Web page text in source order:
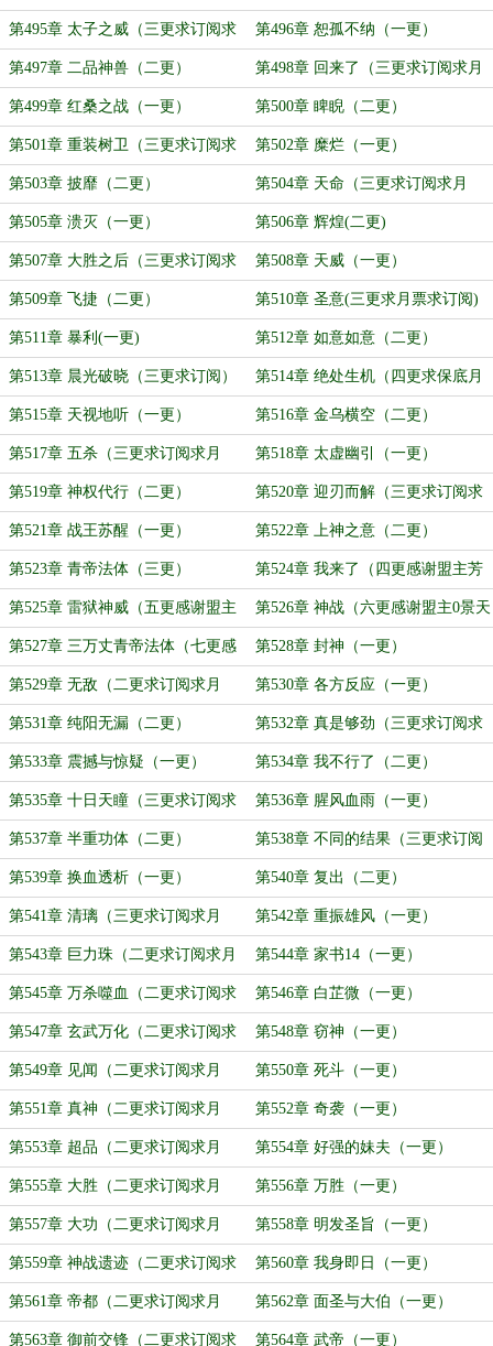
更）
第495章 太子之威（三更求订阅求
月票）
第496章 恕孤不纳（一更）
第497章 二品神兽（二更） 第498章 回来了（三更求订阅求月
票）
第499章 红桑之战（一更） 第500章 睥睨（二更）
第501章 重装树卫（三更求订阅求
月票）
第502章 糜烂（一更）
第503章 披靡（二更） 第504章 天命（三更求订阅求月
票）
第505章 溃灭（一更） 第506章 辉煌(二更)
第507章 大胜之后（三更求订阅求
月票）
第508章 天威（一更）
第509章 飞捷（二更） 第510章 圣意(三更求月票求订阅)
第511章 暴利(一更) 第512章 如意如意（二更）
第513章 晨光破晓（三更求订阅） 第514章 绝处生机（四更求保底月
票！）
第515章 天视地听（一更） 第516章 金乌横空（二更）
第517章 五杀（三更求订阅求月
票）
第518章 太虚幽引（一更）
第519章 神权代行（二更） 第520章 迎刃而解（三更求订阅求
月票）
第521章 战王苏醒（一更） 第522章 上神之意（二更）
第523章 青帝法体（三更） 第524章 我来了（四更感谢盟主芳
芯纵钬贩）
第525章 雷狱神威（五更感谢盟主
sidneyliu）
第526章 神战（六更感谢盟主0景天
0）
第527章 三万丈青帝法体（七更感
谢盟主江湖夜话01）
第528章 封神（一更）
第529章 无敌（二更求订阅求月
票）
第530章 各方反应（一更）
第531章 纯阳无漏（二更） 第532章 真是够劲（三更求订阅求
月票）
第533章 震撼与惊疑（一更） 第534章 我不行了（二更）
第535章 十日天瞳（三更求订阅求
月票）
第536章 腥风血雨（一更）
第537章 半重功体（二更） 第538章 不同的结果（三更求订阅
求月票）
第539章 换血透析（一更） 第540章 复出（二更）
第541章 清璃（三更求订阅求月
票）
第542章 重振雄风（一更）
第543章 巨力珠（二更求订阅求月
票）
第544章 家书14（一更）
第545章 万杀噬血（二更求订阅求
月票）
第546章 白芷微（一更）
第547章 玄武万化（二更求订阅求
月票）
第548章 窃神（一更）
第549章 见闻（二更求订阅求月
票）
第550章 死斗（一更）
第551章 真神（二更求订阅求月
票）
第552章 奇袭（一更）
第553章 超品（二更求订阅求月
票）
第554章 好强的妹夫（一更）
第555章 大胜（二更求订阅求月
票）
第556章 万胜（一更）
第557章 大功（二更求订阅求月
票）
第558章 明发圣旨（一更）
第559章 神战遗迹（二更求订阅求
月票）
第560章 我身即日（一更）
第561章 帝都（二更求订阅求月
票）
第562章 面圣与大伯（一更）
第563章 御前交锋（二更求订阅求 第564章 武帝（一更）